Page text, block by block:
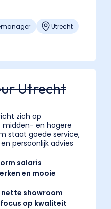
Utrecht
Utrecht
zich op
midden- en hogere
staat goede service,
persoonlijk advies
salaris
en mooie
nette showroom
op kwaliteit